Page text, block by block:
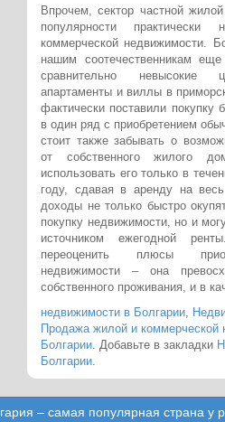
Впрочем, сектор частной
популярности практически
коммерческой недвижимости.
нашим соотечественникам
сравнительно невысокие
апартаменты и виллы в
фактически поставили покупку
в один ряд с приобретением
стоит также забывать о
от собственного жилого
использовать его только в
году, сдавая в аренду на
доходы не только быстро
покупку недвижимости, но и
источником ежегодной
переоценить плюсы
недвижимости – она
собственного проживания, и в
недвижимости в Болгарии,
Продажа жилой и коммерческой
Болгарии. Добавьте в закладки
Болгарии.
– самая популярная страна у